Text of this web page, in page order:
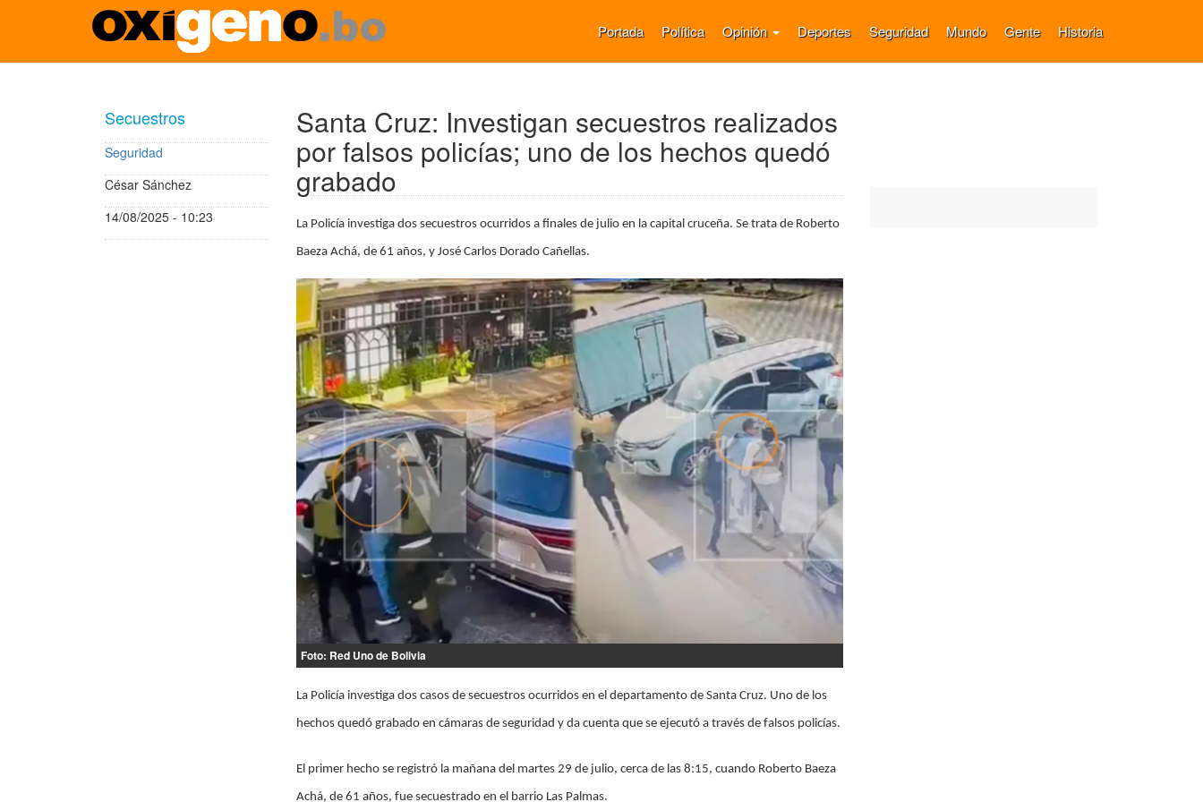
Pasar
Portada Política Opinión Deportes Seguridad Mundo Gente Historia
Secuestros
Seguridad
César Sánchez
14/08/2025 - 10:23
Santa Cruz: Investigan secuestros realizados
por falsos policías; uno de los hechos quedó
grabado
La Policía investiga dos secuestros ocurridos a finales de julio en la capital cruceña. Se trata de Roberto
Baeza Achá, de 61 años, y José Carlos Dorado Cañellas.
Foto: Red Uno de Bolivia
La Policía investiga dos casos de secuestros ocurridos en el departamento de Santa Cruz. Uno de los
hechos quedó grabado en cámaras de seguridad y da cuenta que se ejecutó a través de falsos policías.
El primer hecho se registró la mañana del martes 29 de julio, cerca de las 8:15, cuando Roberto Baeza
Achá, de 61 años, fue secuestrado en el barrio Las Palmas.